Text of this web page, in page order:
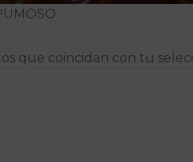
que coincidan con tu